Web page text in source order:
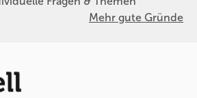
Mehr gute Gründe